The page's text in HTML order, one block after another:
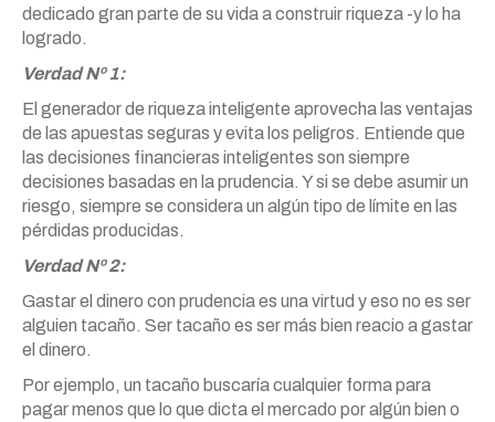
dedicado gran parte de su vida a construir riqueza -y lo ha
logrado.
Verdad Nº 1:
El generador de riqueza inteligente aprovecha las ventajas
de las apuestas seguras y evita los peligros. Entiende que
las decisiones financieras inteligentes son siempre
decisiones basadas en la prudencia. Y si se debe asumir un
riesgo, siempre se considera un algún tipo de límite en las
pérdidas producidas.
Verdad Nº 2:
Gastar el dinero con prudencia es una virtud y eso no es ser
alguien tacaño. Ser tacaño es ser más bien reacio a gastar
el dinero.
Por ejemplo, un tacaño buscaría cualquier forma para
pagar menos que lo que dicta el mercado por algún bien o